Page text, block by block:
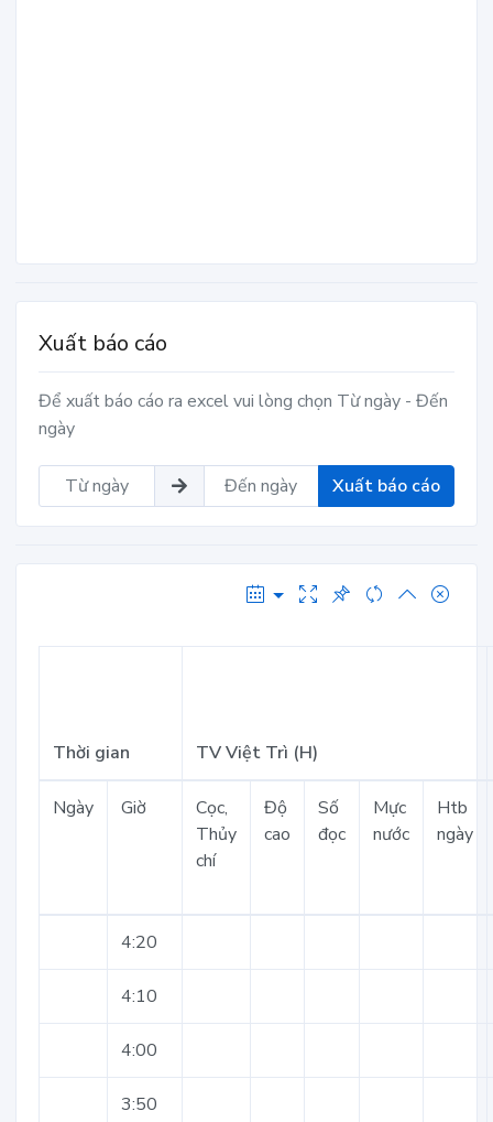
Xuất báo cáo
Để xuất báo cáo ra excel vui lòng chọn Từ ngày - Đến
ngày
Xuất báo cáo
Thời gian TV Việt Trì (H)
Ngày Giờ
Cọc,
Thủy
chí
Độ
cao
Số
đọc
Mực
nước
Htb
ngày
4:20
4:10
4:00
3:50